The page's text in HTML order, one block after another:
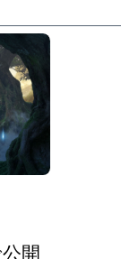
開